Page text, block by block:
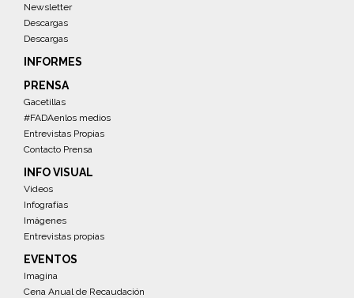
Newsletter
Descargas
Descargas
INFORMES
PRENSA
Gacetillas
#FADAenlos medios
Entrevistas Propias
Contacto Prensa
INFO VISUAL
Videos
Infografías
Imágenes
Entrevistas propias
EVENTOS
Imagina
Cena Anual de Recaudación